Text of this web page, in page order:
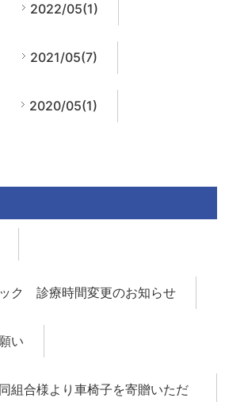
2022/05(1)
2021/05(7)
2020/05(1)
ク 診療時間変更のお知らせ
い
組合様より車椅子を寄贈いただ